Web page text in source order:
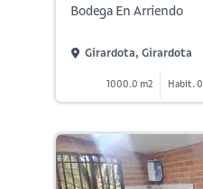
Bodega En Arriendo
Girardota, Girardota
1000.0 m2 Habit. 0